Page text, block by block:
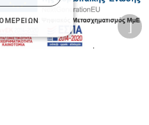
All rights reserved.